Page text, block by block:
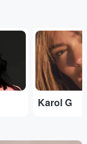
...
Karol G